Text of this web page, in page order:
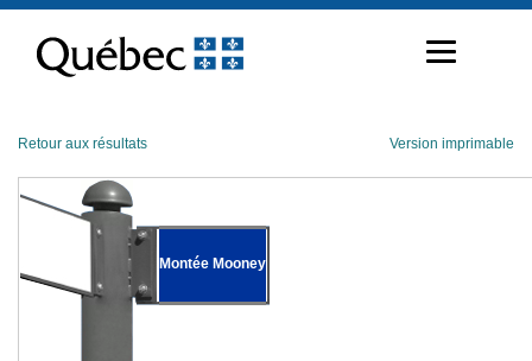
contenu
Retour aux résultats Version imprimable
Montée Mooney